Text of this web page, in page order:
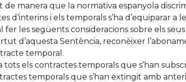
de manera que la normativa espanyola
d’interins i els temporals s’ha d’equiparar a
fer les següents consideracions sobre els
d’aquesta Sentència, reconèixer
temporal.
tots els contractes temporals que s’han
temporals que s’han extingit amb